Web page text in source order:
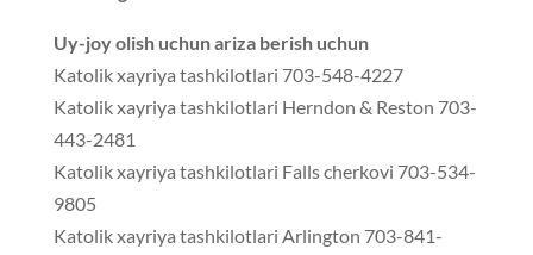
Uy-joy olish uchun ariza berish uchun
Katolik xayriya tashkilotlari 703-548-4227
Katolik xayriya tashkilotlari Herndon & Reston 703-
443-2481
Katolik xayriya tashkilotlari Falls cherkovi 703-534-
9805
Katolik xayriya tashkilotlari Arlington 703-841-